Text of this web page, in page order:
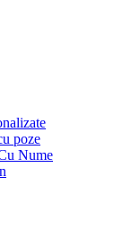
poze
Nume